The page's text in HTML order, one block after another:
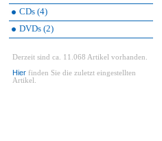
CDs (4)
DVDs (2)
Derzeit sind ca. 11.068 Artikel vorhanden.
Hier finden Sie die zuletzt eingestellten
Artikel.